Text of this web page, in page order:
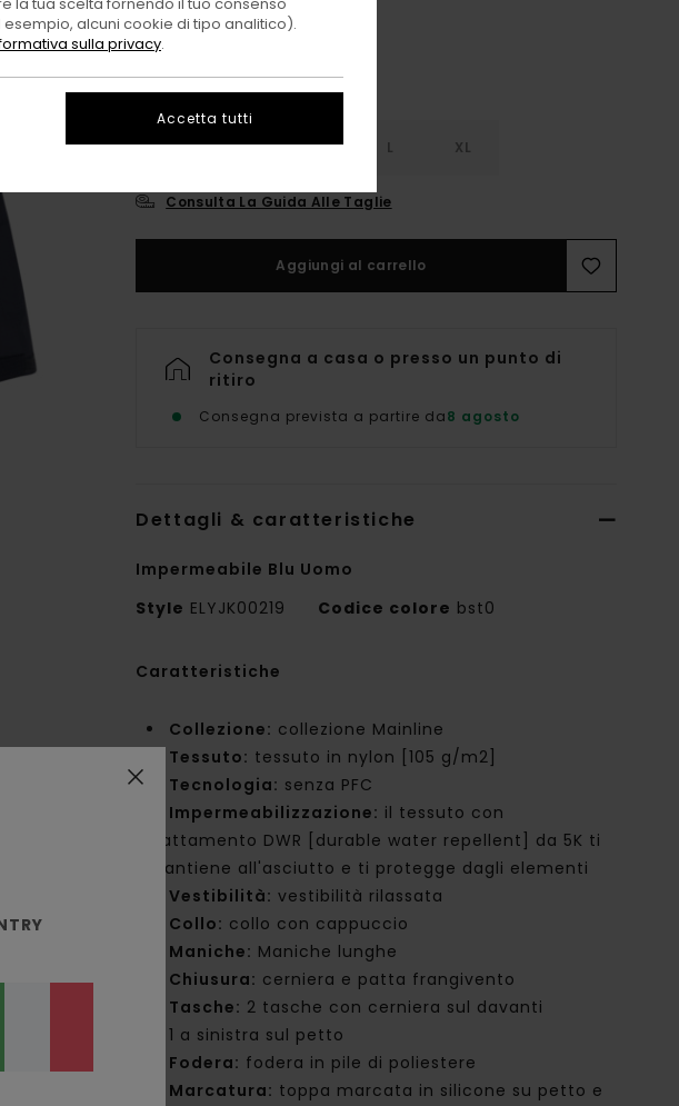
XS S M L XL
Consulta La Guida Alle Taglie
Aggiungi al carrello
Consegna a casa o presso un punto di
ritiro
Consegna prevista a partire da8 agosto
Dettagli & caratteristiche
Impermeabile Blu Uomo
Style ELYJK00219 Codice colore bst0
Caratteristiche
Collezione: collezione Mainline
Tessuto: tessuto in nylon [105 g/m2]
Tecnologia: senza PFC
Impermeabilizzazione: il tessuto con
trattamento DWR [durable water repellent] da 5K ti
mantiene all'asciutto e ti protegge dagli elementi
Vestibilità: vestibilità rilassata
Collo: collo con cappuccio
Maniche: Maniche lunghe
Chiusura: cerniera e patta frangivento
Tasche: 2 tasche con cerniera sul davanti
1 a sinistra sul petto
Fodera: fodera in pile di poliestere
Marcatura: toppa marcata in silicone su petto e
alcuni cookie di tipo analitico).
sulla privacy.
Accetta tutti